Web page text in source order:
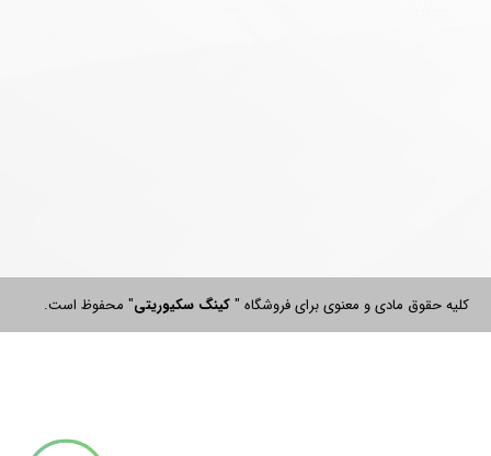
​​​​کلیه حقوق مادی و معنوی برای فروشگاه "کینگ سکیوریتی" محفوظ است.​​​​​​​